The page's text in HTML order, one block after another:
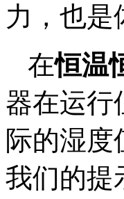
力，也是
在恒温
器在运行
际的湿度
我们的提